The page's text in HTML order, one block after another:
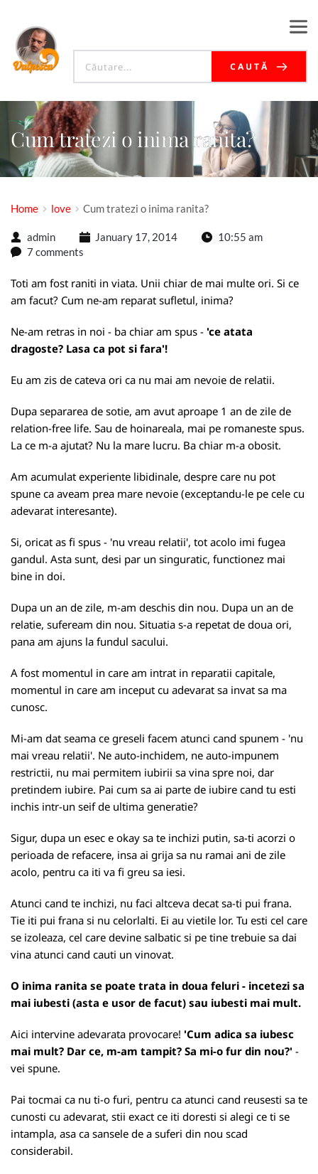
CAUTĂ
Cum tratezi o inima ranita?
Home love Cum tratezi o inima ranita?
admin January 17, 2014
10:55 am
7 comments
Toti am fost raniti in viata. Unii chiar de mai multe ori. Si ce
am facut? Cum ne-am reparat sufletul, inima?
Ne-am retras in noi - ba chiar am spus - 'ce atata
dragoste? Lasa ca pot si fara'!
Eu am zis de cateva ori ca nu mai am nevoie de relatii.
Dupa separarea de sotie, am avut aproape 1 an de zile de
relation-free life. Sau de hoinareala, mai pe romaneste spus.
La ce m-a ajutat? Nu la mare lucru. Ba chiar m-a obosit.
Am acumulat experiente libidinale, despre care nu pot
spune ca aveam prea mare nevoie (exceptandu-le pe cele cu
adevarat interesante).
Si, oricat as fi spus - 'nu vreau relatii', tot acolo imi fugea
gandul. Asta sunt, desi par un singuratic, functionez mai
bine in doi.
Dupa un an de zile, m-am deschis din nou. Dupa un an de
relatie, sufeream din nou. Situatia s-a repetat de doua ori,
pana am ajuns la fundul sacului.
A fost momentul in care am intrat in reparatii capitale,
momentul in care am inceput cu adevarat sa invat sa ma
cunosc.
Mi-am dat seama ce greseli facem atunci cand spunem - 'nu
mai vreau relatii'. Ne auto-inchidem, ne auto-impunem
restrictii, nu mai permitem iubirii sa vina spre noi, dar
pretindem iubire. Pai cum sa ai parte de iubire cand tu esti
inchis intr-un seif de ultima generatie?
Sigur, dupa un esec e okay sa te inchizi putin, sa-ti acorzi o
perioada de refacere, insa ai grija sa nu ramai ani de zile
acolo, pentru ca iti va fi greu sa iesi.
Atunci cand te inchizi, nu faci altceva decat sa-ti pui frana.
Tie iti pui frana si nu celorlalti. Ei au vietile lor. Tu esti cel care
se izoleaza, cel care devine salbatic si pe tine trebuie sa dai
vina atunci cand cauti un vinovat.
O inima ranita se poate trata in doua feluri - incetezi sa
mai iubesti (asta e usor de facut) sau iubesti mai mult.
Aici intervine adevarata provocare! 'Cum adica sa iubesc
mai mult? Dar ce, m-am tampit? Sa mi-o fur din nou?' -
vei spune.
Pai tocmai ca nu ti-o furi, pentru ca atunci cand reusesti sa te
cunosti cu adevarat, stii exact ce iti doresti si alegi ce ti se
intampla, asa ca sansele de a suferi din nou scad
considerabil.